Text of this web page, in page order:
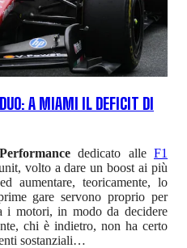
A MIAMI IL DEFICIT DI
dedicato alle F1
volto a dare un boost ai più
aumentare, teoricamente, lo
gare servono proprio per
i motori, in modo da decidere
chi è indietro, non ha certo
sostanziali…